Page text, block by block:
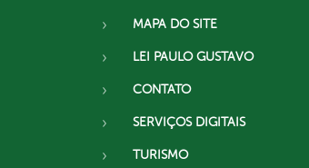
MAPA DO SITE
LEI PAULO GUSTAVO
CONTATO
SERVIÇOS DIGITAIS
TURISMO